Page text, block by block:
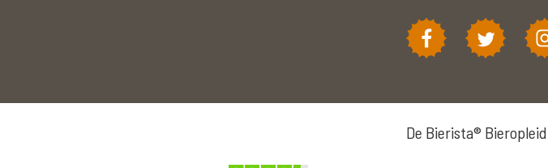
De Bierista®